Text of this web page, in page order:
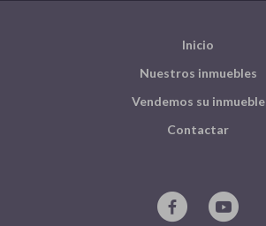
Inicio
Nuestros inmuebles
Vendemos su inmueble
Contactar